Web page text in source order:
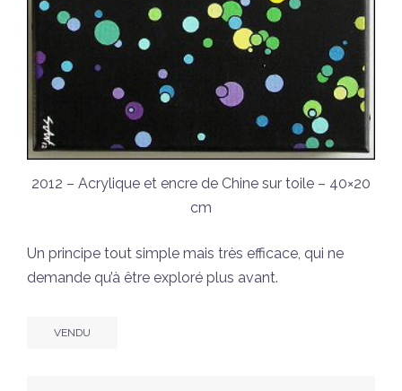
2012 – Acrylique et encre de Chine sur toile – 40×20
cm
Un principe tout simple mais très efficace, qui ne
demande qu’à être exploré plus avant.
VENDU